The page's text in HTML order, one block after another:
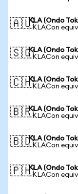
🇦🇺KLA (Ondo
1 KLACon
🇸🇬KLA (Ondo
1 KLACon
🇨🇭KLA (Ondo
1 KLACon
🇧🇷KLA (Ondo
1 KLACon
🇧🇩KLA (Ondo
1 KLACon
🇵🇭KLA (Ondo
1 KLACon